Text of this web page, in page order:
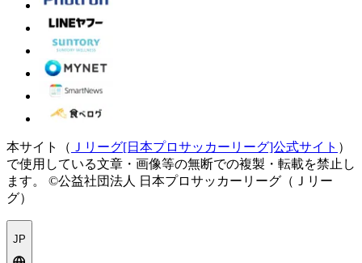
本サイト（ Ｊリーグ[日本プロサッカーリーグ]公式サイト ）
で使用している文章・画像等の無断での複製・転載を禁止し
ます。
©公益社団法人 日本プロサッカーリーグ（Ｊリー
グ）
JP